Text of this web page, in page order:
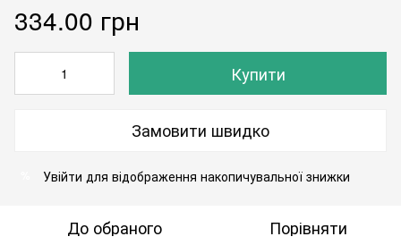
334.00 грн
Купити
Замовити швидко
Увійти для відображення накопичувальної знижки
До обраного Порівняти